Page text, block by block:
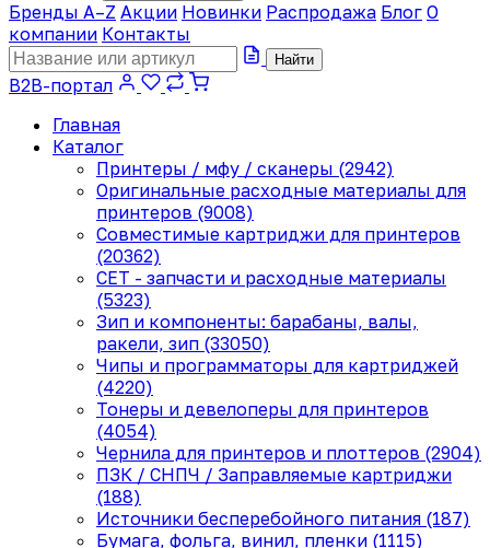
Бренды A–Z Акции Новинки Распродажа Блог О
компании Контакты
Найти
B2B-портал
Главная
Каталог
Принтеры / мфу / сканеры (2942)
Оригинальные расходные материалы для
принтеров (9008)
Совместимые картриджи для принтеров
(20362)
CET - запчасти и расходные материалы
(5323)
Зип и компоненты: барабаны, валы,
ракели, зип (33050)
Чипы и программаторы для картриджей
(4220)
Тонеры и девелоперы для принтеров
(4054)
Чернила для принтеров и плоттеров (2904)
ПЗК / СНПЧ / Заправляемые картриджи
(188)
Источники бесперебойного питания (187)
Бумага, фольга, винил, пленки (1115)